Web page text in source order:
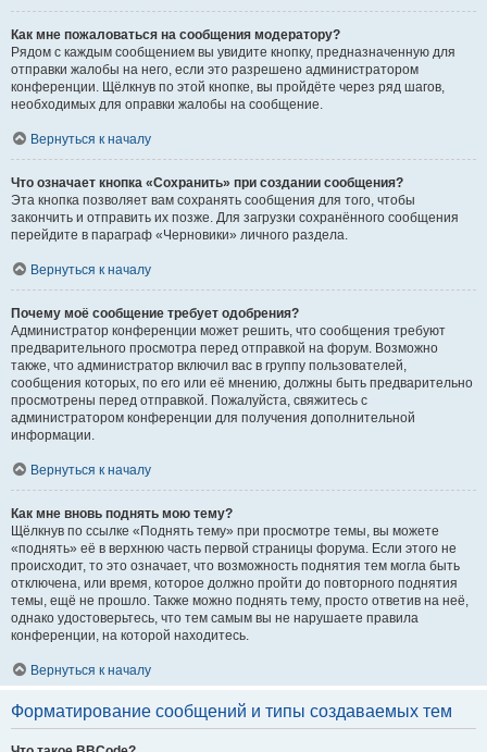
Как мне пожаловаться на сообщения модератору?
Рядом с каждым сообщением вы увидите кнопку, предназначенную для
отправки жалобы на него, если это разрешено администратором
конференции. Щёлкнув по этой кнопке, вы пройдёте через ряд шагов,
необходимых для оправки жалобы на сообщение.
Вернуться к началу
Что означает кнопка «Сохранить» при создании сообщения?
Эта кнопка позволяет вам сохранять сообщения для того, чтобы
закончить и отправить их позже. Для загрузки сохранённого сообщения
перейдите в параграф «Черновики» личного раздела.
Вернуться к началу
Почему моё сообщение требует одобрения?
Администратор конференции может решить, что сообщения требуют
предварительного просмотра перед отправкой на форум. Возможно
также, что администратор включил вас в группу пользователей,
сообщения которых, по его или её мнению, должны быть предварительно
просмотрены перед отправкой. Пожалуйста, свяжитесь с
администратором конференции для получения дополнительной
информации.
Вернуться к началу
Как мне вновь поднять мою тему?
Щёлкнув по ссылке «Поднять тему» при просмотре темы, вы можете
«поднять» её в верхнюю часть первой страницы форума. Если этого не
происходит, то это означает, что возможность поднятия тем могла быть
отключена, или время, которое должно пройти до повторного поднятия
темы, ещё не прошло. Также можно поднять тему, просто ответив на неё,
однако удостоверьтесь, что тем самым вы не нарушаете правила
конференции, на которой находитесь.
Вернуться к началу
Форматирование сообщений и типы создаваемых тем